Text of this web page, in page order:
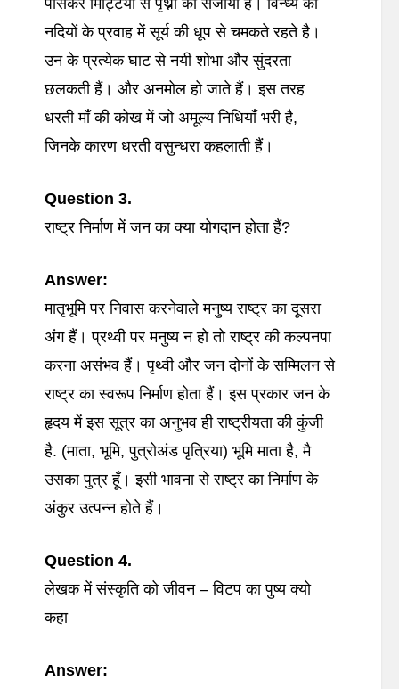
पीसकर मिट्टियों से पृथ्नी को सजाया हैं। विन्ध्य की
नदियों के प्रवाह में सूर्य की धूप से चमकते रहते है।
उन के प्रत्येक घाट से नयी शोभा और सुंदरता
छलकती हैं। और अनमोल हो जाते हैं। इस तरह
धरती माँ की कोख में जो अमूल्य निधियाँ भरी है,
जिनके कारण धरती वसुन्धरा कहलाती हैं।
Question 3.
राष्ट्र निर्माण में जन का क्या योगदान होता हैं?
Answer:
मातृभूमि पर निवास करनेवाले मनुष्य राष्ट्र का दूसरा
अंग हैं। प्रथ्वी पर मनुष्य न हो तो राष्ट्र की कल्पनपा
करना असंभव हैं। पृथ्वी और जन दोनों के सम्मिलन से
राष्ट्र का स्वरूप निर्माण होता हैं। इस प्रकार जन के
हृदय में इस सूत्र का अनुभव ही राष्ट्रीयता की कुंजी
है. (माता, भूमि, पुत्रोअंड पृत्रिया) भूमि माता है, मै
उसका पुत्र हूँ। इसी भावना से राष्ट्र का निर्माण के
अंकुर उत्पन्न होते हैं।
Question 4.
लेखक में संस्कृति को जीवन – विटप का पुष्य क्यो
कहा
Answer: